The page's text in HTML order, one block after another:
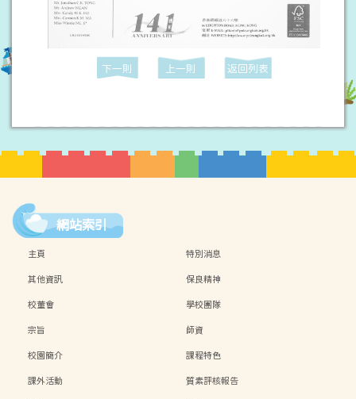
下一則 上一則 返回列表
網站索引
主頁
特別消息
其他資訊
保良精神
校董會
學校團隊
宗旨
師資
校園簡介
課程特色
課外活動
質素評核報告